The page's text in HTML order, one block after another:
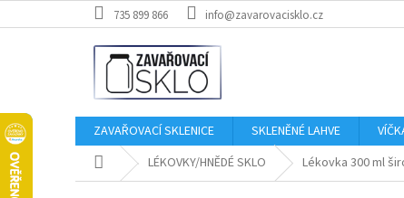
na
735 899 866 info@zavarovacisklo.cz
ZAVAŘOVACÍ SKLENICE SKLENĚNÉ LAHVE
Domů LÉKOVKY/HNĚDÉ SKLO Lékovka 300 ml